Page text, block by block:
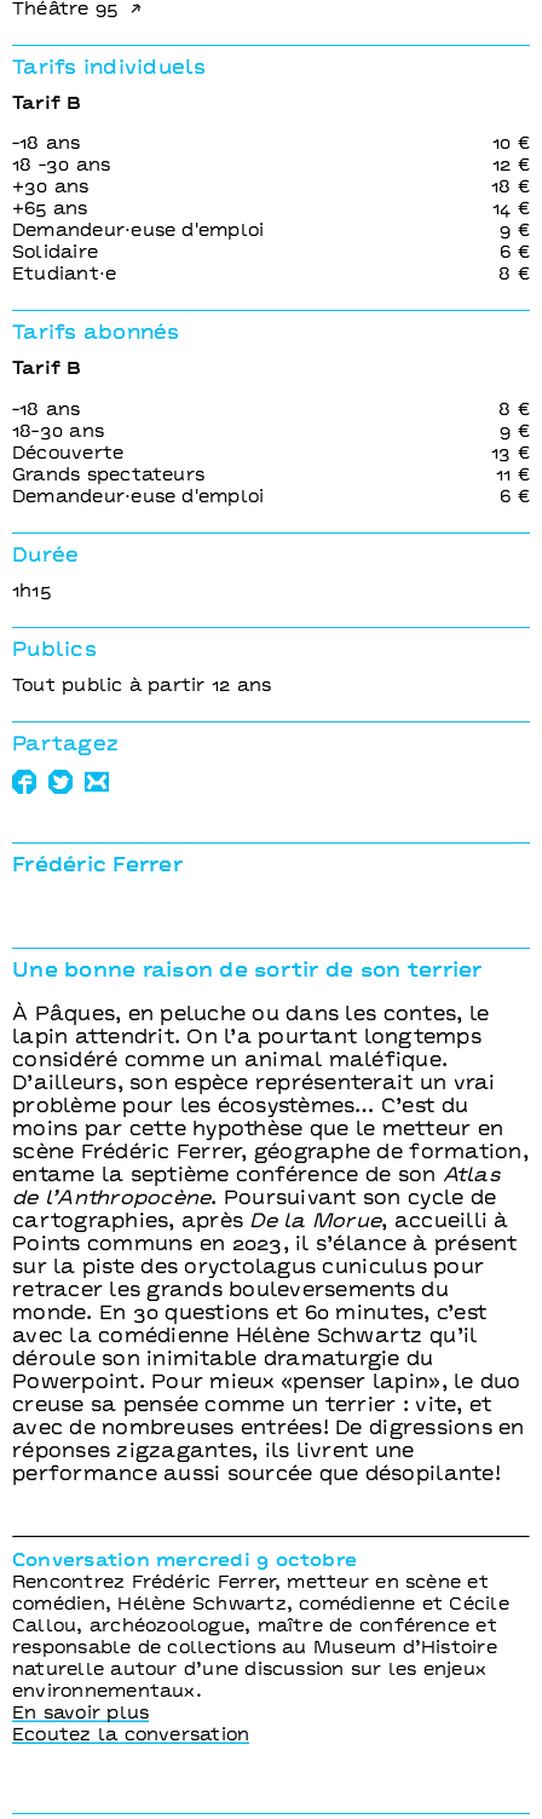
Frédéric Ferrer
Une bonne raison de sortir de son terrier
À Pâques, en peluche ou dans les contes, le
lapin attendrit. On l’a pourtant longtemps
considéré comme un animal maléfique.
D’ailleurs, son espèce représenterait un vrai
problème pour les écosystèmes… C’est du
moins par cette hypothèse que le metteur en
scène Frédéric Ferrer, géographe de formation,
entame la septième conférence de son Atlas
de l’Anthropocène. Poursuivant son cycle de
cartographies, après De la Morue, accueilli à
Points communs en 2023, il s’élance à présent
sur la piste des oryctolagus cuniculus pour
retracer les grands bouleversements du
monde. En 30 questions et 60 minutes, c’est
avec la comédienne Hélène Schwartz qu’il
déroule son inimitable dramaturgie du
Powerpoint. Pour mieux «penser lapin», le duo
creuse sa pensée comme un terrier : vite, et
avec de nombreuses entrées! De digressions en
réponses zigzagantes, ils livrent une
performance aussi sourcée que désopilante!
Conversation mercredi 9 octobre
Rencontrez Frédéric Ferrer, metteur en scène et
comédien, Hélène Schwartz, comédienne et Cécile
Callou, archéozoologue, maître de conférence et
responsable de collections au Museum d’Histoire
naturelle autour d’une discussion sur les enjeux
environnementaux.
En savoir plus
Ecoutez la conversation
Théâtre 95
Tarifs individuels
Tarif B
-18 ans
10 €
18 -30 ans
12 €
+30 ans
18 €
+65 ans
14 €
Demandeur⋅euse d'emploi
9 €
Solidaire
6 €
Etudiant⋅e
8 €
Tarifs abonnés
Tarif B
-18 ans
8 €
18-30 ans
9 €
Découverte
13 €
Grands spectateurs
11 €
Demandeur⋅euse d'emploi
6 €
Durée
1h15
Publics
Tout public à partir 12 ans
Partagez